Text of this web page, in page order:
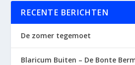
RECENTE BERICHTEN
De zomer tegemoet
Blaricum Buiten – De Bonte